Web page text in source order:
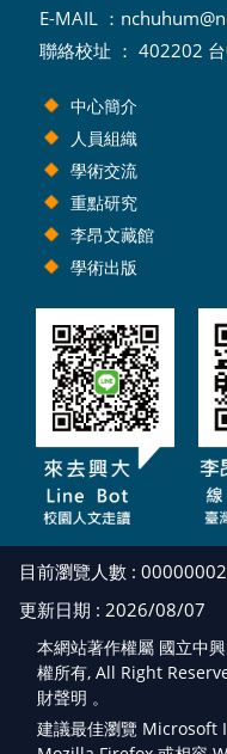
E-MAIL ：
聯絡校址 ： 402202
中心簡介
人員組織
學術交流
重點研究
李昂文藏館
學術出版
目前瀏覽人數 :
更新日期 : 2026/08/07
本網站著作權屬 國立中
權所有, All Right
財聲明 。
建議最佳瀏覽 Microsoft